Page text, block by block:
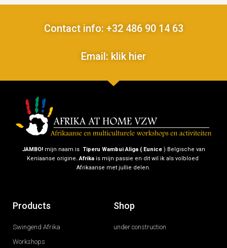
Contact info: +32 486 90 14 63
Email: klik hier
JAMBO!mijn naam is Tiperu Wambui Aliga ( Eunice) Belgische van
Keniaanse origine.Afrika is mijn passie en dit wil ik als volbloed
Afrikaanse met jullie delen.
Products
Swingend Afrika
Workshops
Shop
under construction